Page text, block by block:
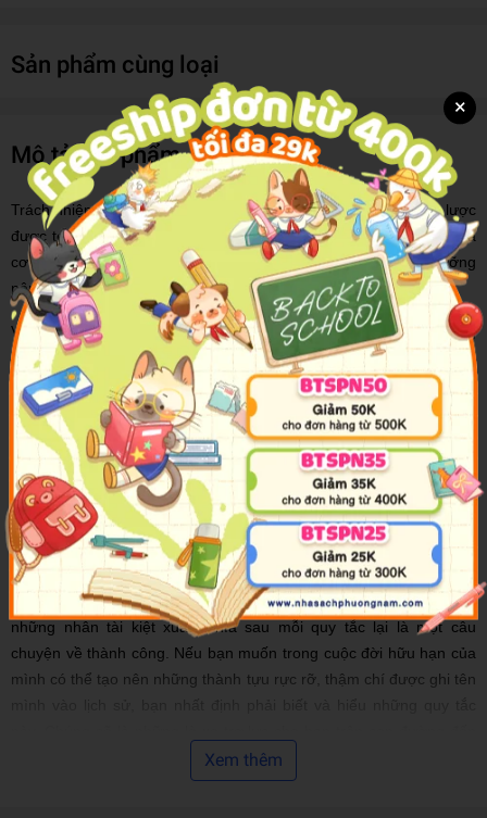
Sản phẩm cùng loại
Mô tả sản phẩm
Trách nhiệm, danh dự, Tổ quốc, chỉ sáu chữ vàng này đã tóm lược
được toàn bộ tinh thần của Học viện quân sự West Point, cũng là
cơ cơ sở lí luận vững vàng để West Point đào tạo và bồi dưỡng
nên nhân tài cho đất nước.
Vậy thì nguyên nhân nào mà West Point có thể đào tạo ra những
bậc anh tài kiệt xuất, có thể “hô mưa gọi gió” như những vị tướng
quân Douglas MacArthur, George Smith Patton Jr., Dwight David
Eisenhower? Chính là vì West Point đã đem lại niềm tin, khi đối mặt
với khó khăn, anh ta sẽ có quyết tâm lớn gấp trăm lần người bình
thường cùng với đầu óc tỉnh táo, có khát vọng mãnh liệt để vượt
lên nghịch cảnh, nhờ thế mà giành được thắng lợi cuối cùng.
Mục đích của cuốn sách
Cuốn sách này sẽ hệ thống lại những quy tắc, biện pháp mà Học
viện quân sự West Point đã áp dụng để đào tạo và bồi dưỡng nên
những nhân tài kiệt xuất. Phía sau mỗi quy tắc lại là một câu
chuyện về thành công. Nếu bạn muốn trong cuộc đời hữu hạn của
mình có thể tạo nên những thành tựu rực rỡ, thậm chí được ghi tên
với thành công, giúp bạn vượt qua mọi nghịch cảnh để giành lấy
Xem thêm
×